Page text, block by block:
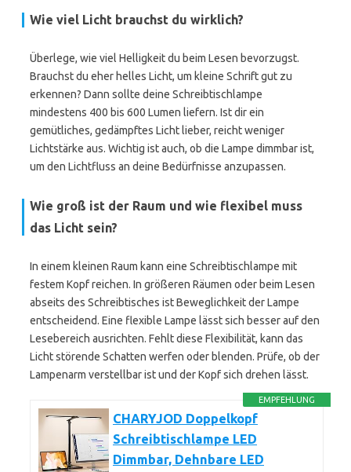
Wie viel Licht brauchst du wirklich?
Überlege, wie viel Helligkeit du beim Lesen bevorzugst.
Brauchst du eher helles Licht, um kleine Schrift gut zu
erkennen? Dann sollte deine Schreibtischlampe
mindestens 400 bis 600 Lumen liefern. Ist dir ein
gemütliches, gedämpftes Licht lieber, reicht weniger
Lichtstärke aus. Wichtig ist auch, ob die Lampe dimmbar ist,
um den Lichtfluss an deine Bedürfnisse anzupassen.
Wie groß ist der Raum und wie flexibel muss
das Licht sein?
In einem kleinen Raum kann eine Schreibtischlampe mit
festem Kopf reichen. In größeren Räumen oder beim Lesen
abseits des Schreibtisches ist Beweglichkeit der Lampe
entscheidend. Eine flexible Lampe lässt sich besser auf den
Lesebereich ausrichten. Fehlt diese Flexibilität, kann das
Licht störende Schatten werfen oder blenden. Prüfe, ob der
Lampenarm verstellbar ist und der Kopf sich drehen lässt.
EMPFEHLUNG
CHARYJOD Doppelkopf
Schreibtischlampe LED
Dimmbar, Dehnbare LED